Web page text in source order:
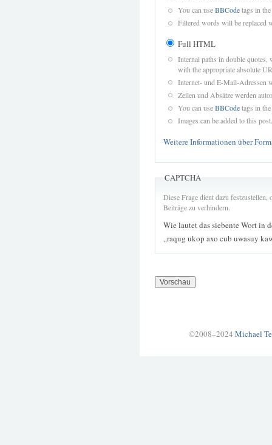
You can useBBCodetags in
Filtered words will be replaced
Full HTML
Internal paths in double quotes,
with the appropriate absolute
Internet- und E-Mail-Adressen
Zeilen und Absätze werden
You can useBBCodetags in
Images can be added to this post.
Weitere Informationen über
CAPTCHA
Diese Frage dient dazu
Beiträge zu verhindern.
Wie lautet das siebente Wort in
„raqug ukop axo cub uwasuy
©2008–2024 Michael